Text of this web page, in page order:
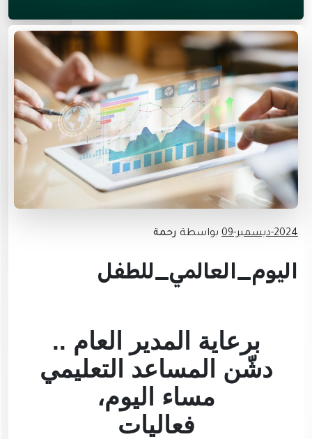
2024-ديسمبر-09 بواسطة رحمة
اليوم_العالمي_للطفل
برعاية المدير العام ..
دشّن المساعد التعليمي
مساء اليوم،
فعاليات